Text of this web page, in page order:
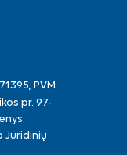
PVM
pr. 97-
Juridinių